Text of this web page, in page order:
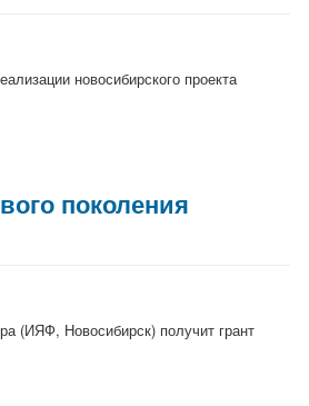
новосибирского проекта
поколения
(ИЯФ, Новосибирск) получит грант